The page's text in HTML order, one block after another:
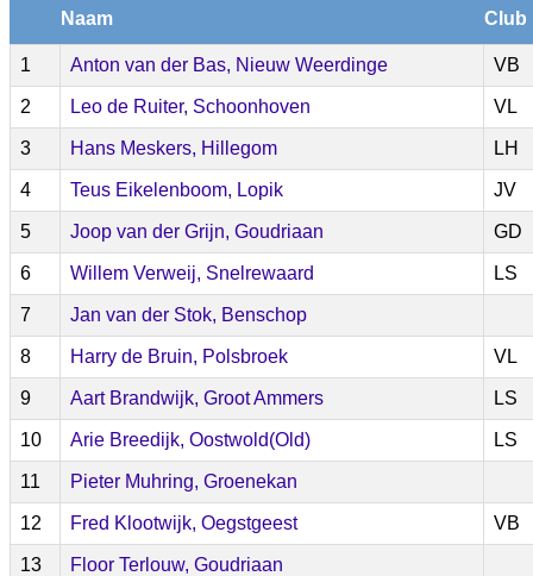
Naam Club
1 Anton van der Bas, Nieuw Weerdinge VB
2 Leo de Ruiter, Schoonhoven VL
3 Hans Meskers, Hillegom LH
4 Teus Eikelenboom, Lopik JV
5 Joop van der Grijn, Goudriaan GD
6 Willem Verweij, Snelrewaard LS
7 Jan van der Stok, Benschop
8 Harry de Bruin, Polsbroek VL
9 Aart Brandwijk, Groot Ammers LS
10 Arie Breedijk, Oostwold(Old) LS
11 Pieter Muhring, Groenekan
12 Fred Klootwijk, Oegstgeest VB
13 Floor Terlouw, Goudriaan